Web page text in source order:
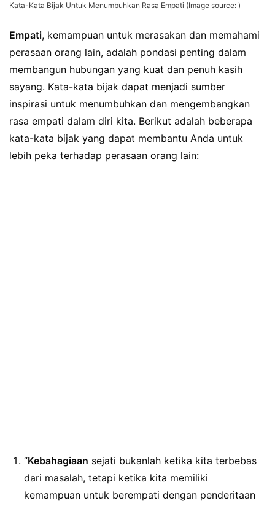
Kata-Kata Bijak Untuk Menumbuhkan Rasa Empati (Image source: )
Empati, kemampuan untuk merasakan dan memahami
perasaan orang lain, adalah pondasi penting dalam
membangun hubungan yang kuat dan penuh kasih
sayang. Kata-kata bijak dapat menjadi sumber
inspirasi untuk menumbuhkan dan mengembangkan
rasa empati dalam diri kita. Berikut adalah beberapa
kata-kata bijak yang dapat membantu Anda untuk
lebih peka terhadap perasaan orang lain:
“Kebahagiaan sejati bukanlah ketika kita terbebas
dari masalah, tetapi ketika kita memiliki
kemampuan untuk berempati dengan penderitaan